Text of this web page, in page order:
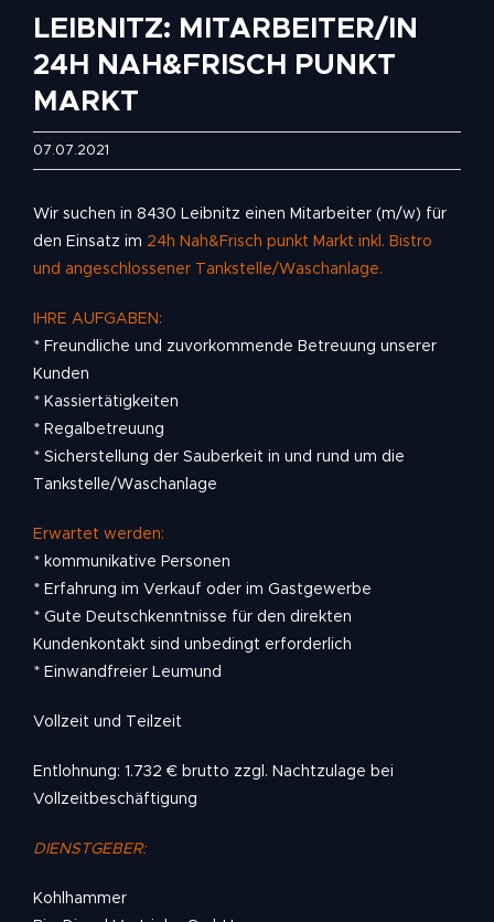
LEIBNITZ: MITARBEITER/IN
24H NAH&FRISCH PUNKT
MARKT
07.07.2021
Wir suchen in 8430 Leibnitz einen Mitarbeiter (m/w) für
den Einsatz im 24h Nah&Frisch punkt Markt inkl. Bistro
und angeschlossener Tankstelle/Waschanlage.
IHRE AUFGABEN:
* Freundliche und zuvorkommende Betreuung unserer
Kunden
* Kassiertätigkeiten
* Regalbetreuung
* Sicherstellung der Sauberkeit in und rund um die
Tankstelle/Waschanlage
Erwartet werden:
* kommunikative Personen
* Erfahrung im Verkauf oder im Gastgewerbe
* Gute Deutschkenntnisse für den direkten
Kundenkontakt sind unbedingt erforderlich
* Einwandfreier Leumund
Vollzeit und Teilzeit
Entlohnung: 1.732 € brutto zzgl. Nachtzulage bei
Vollzeitbeschäftigung
DIENSTGEBER:
Kohlhammer